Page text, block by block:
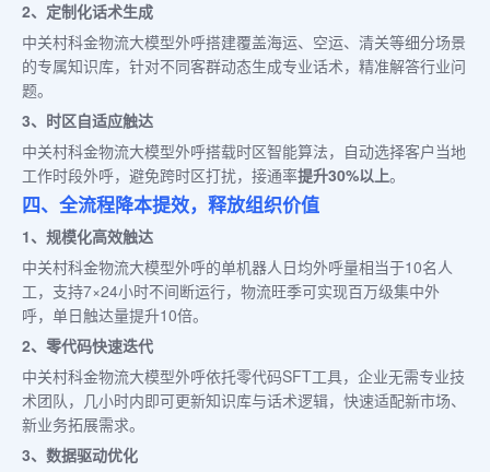
2、定制化话术生成
中关村科金物流大模型外呼搭建覆盖海运、空运、清关等细分场景
的专属知识库，针对不同客群动态生成专业话术，精准解答行业问
题。
3、时区自适应触达
中关村科金物流大模型外呼搭载时区智能算法，自动选择客户当地
工作时段外呼，避免跨时区打扰，接通率提升30%以上。
四、全流程降本提效，释放组织价值
1、规模化高效触达
中关村科金物流大模型外呼的单机器人日均外呼量相当于10名人
工，支持7×24小时不间断运行，物流旺季可实现百万级集中外
呼，单日触达量提升10倍。
2、零代码快速迭代
中关村科金物流大模型外呼依托零代码SFT工具，企业无需专业技
术团队，几小时内即可更新知识库与话术逻辑，快速适配新市场、
新业务拓展需求。
3、数据驱动优化